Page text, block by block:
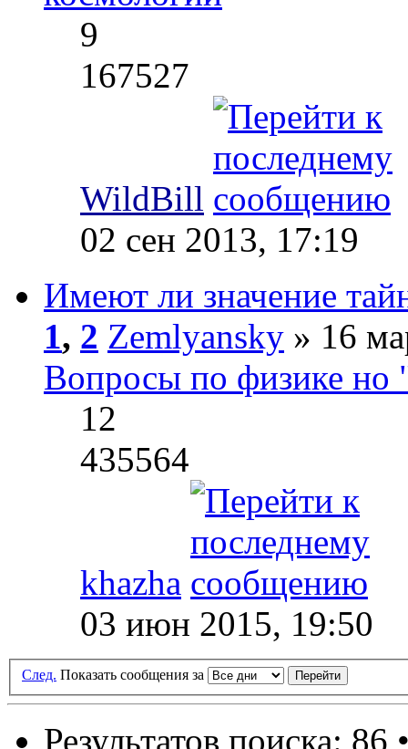
9
167527
WildBill
02 сен 2013, 17:19
Имеют ли значение
1, 2 Zemlyansky » 16
Вопросы по физике но
12
435564
khazha
03 июн 2015, 19:50
След. Показать сообщения за
Результатов поиска: 86